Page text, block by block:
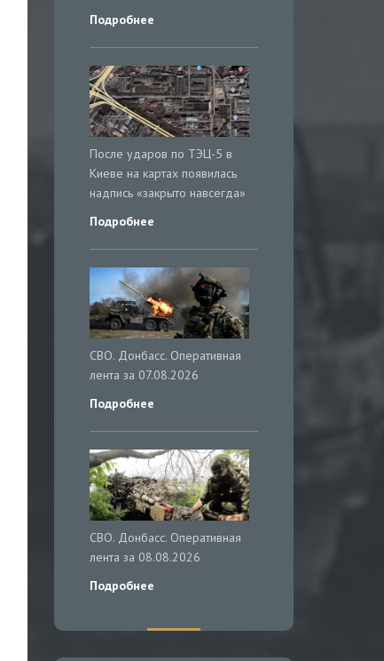
Подробнее
После ударов по ТЭЦ-5 в
Киеве на картах появилась
надпись «закрыто навсегда»
Подробнее
СВО. Донбасс. Оперативная
лента за 07.08.2026
Подробнее
СВО. Донбасс. Оперативная
лента за 08.08.2026
Подробнее